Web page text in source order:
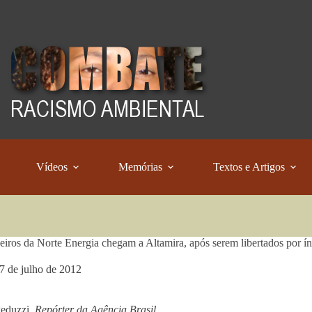
Vídeos Memórias Textos e Artigos
da Norte Energia chegam a Altamira, após serem libertados por
de julho de 2012
Repórter da Agência Brasil